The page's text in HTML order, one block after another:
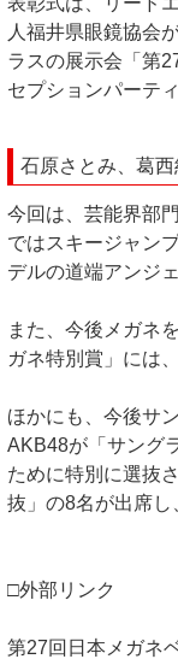
人福井県眼鏡協会
ラスの展示会「第
セプションパーテ
石原さとみ、葛
今回は、芸能界部
ではスキージャン
デルの道端アンジ
また、今後メガネ
ガネ特別賞」には
ほかにも、今後サ
AKB48が「サング
ために特別に選抜
抜」の8名が出席し
□外部リンク
第27回日本メガネ